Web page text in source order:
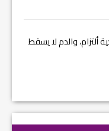
ألتزام، والدم لا يسقط